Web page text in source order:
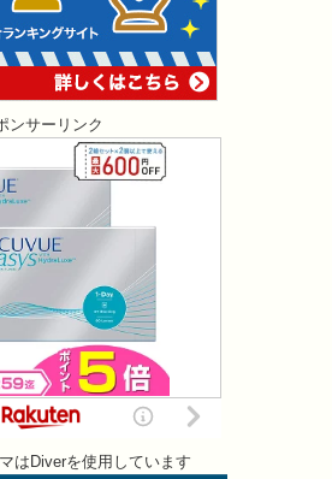
ンサーリンク
はDiverを使用しています